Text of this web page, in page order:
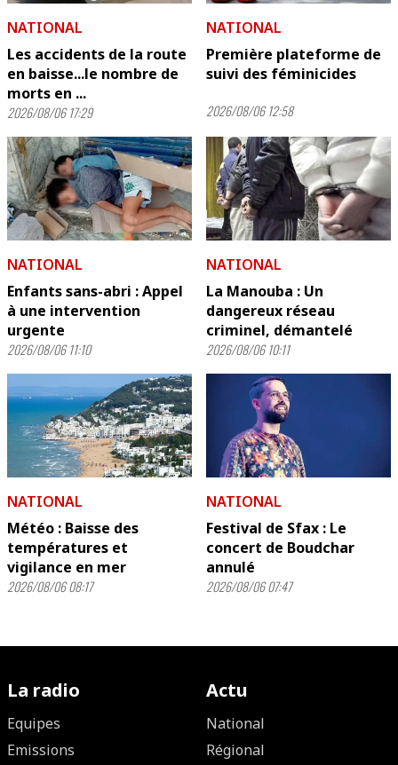
NATIONAL
Les accidents de la route
en baisse...le nombre de
morts en ...
2026/08/06 17:29
NATIONAL
Première plateforme de
suivi des féminicides
2026/08/06 12:58
NATIONAL
Enfants sans-abri : Appel
à une intervention
urgente
2026/08/06 11:10
NATIONAL
La Manouba : Un
dangereux réseau
criminel, démantelé
2026/08/06 10:11
NATIONAL
Météo : Baisse des
températures et
vigilance en mer
2026/08/06 08:17
NATIONAL
Festival de Sfax : Le
concert de Boudchar
annulé
2026/08/06 07:47
La radio
Equipes
Emissions
Actu
National
Régional